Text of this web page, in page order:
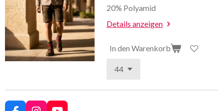
20% Polyamid
Details anzeigen
In den Warenkorb